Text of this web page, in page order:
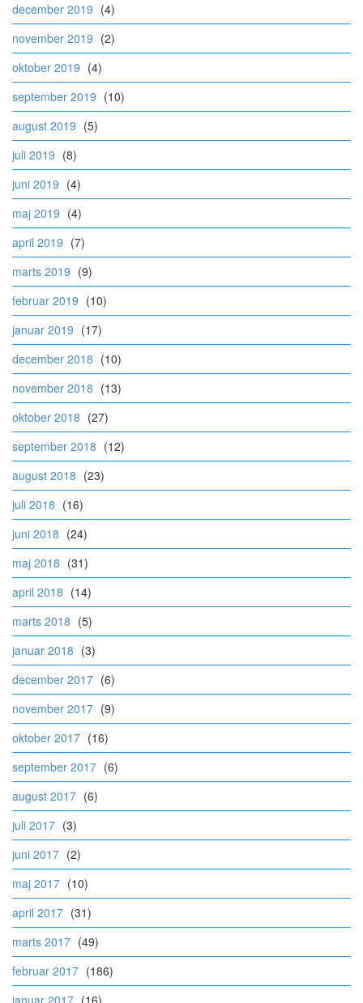
december 2019 (4)
november 2019 (2)
oktober 2019 (4)
september 2019 (10)
august 2019 (5)
juli 2019 (8)
juni 2019 (4)
maj 2019 (4)
april 2019 (7)
marts 2019 (9)
februar 2019 (10)
januar 2019 (17)
december 2018 (10)
november 2018 (13)
oktober 2018 (27)
september 2018 (12)
august 2018 (23)
juli 2018 (16)
juni 2018 (24)
maj 2018 (31)
april 2018 (14)
marts 2018 (5)
januar 2018 (3)
december 2017 (6)
november 2017 (9)
oktober 2017 (16)
september 2017 (6)
august 2017 (6)
juli 2017 (3)
juni 2017 (2)
maj 2017 (10)
april 2017 (31)
marts 2017 (49)
februar 2017 (186)